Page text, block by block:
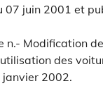
07 juin 2001 et
n.- Modification
des
2002.